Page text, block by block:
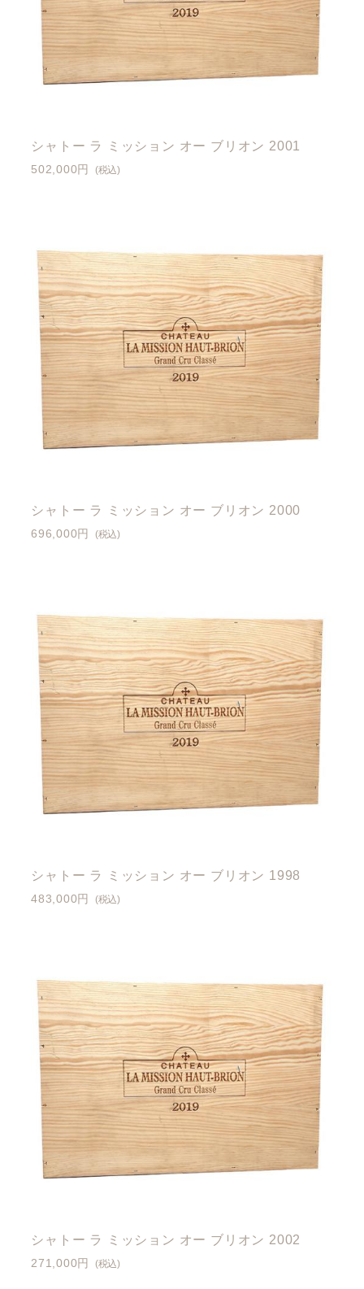
シャトー ラ ミッション オー ブリオン 2001
502,000円 (税込)
シャトー ラ ミッション オー ブリオン 2000
696,000円 (税込)
シャトー ラ ミッション オー ブリオン 1998
483,000円 (税込)
シャトー ラ ミッション オー ブリオン 2002
271,000円 (税込)